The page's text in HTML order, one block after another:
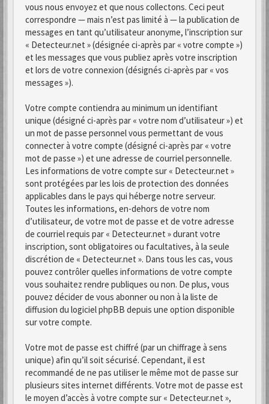
vous nous envoyez et que nous collectons. Ceci peut
correspondre — mais n’est pas limité à — la publication de
messages en tant qu’utilisateur anonyme, l’inscription sur
« Detecteur.net » (désignée ci-après par « votre compte »)
et les messages que vous publiez après votre inscription
et lors de votre connexion (désignés ci-après par « vos
messages »).
Votre compte contiendra au minimum un identifiant
unique (désigné ci-après par « votre nom d’utilisateur ») et
un mot de passe personnel vous permettant de vous
connecter à votre compte (désigné ci-après par « votre
mot de passe ») et une adresse de courriel personnelle.
Les informations de votre compte sur « Detecteur.net »
sont protégées par les lois de protection des données
applicables dans le pays qui héberge notre serveur.
Toutes les informations, en-dehors de votre nom
d’utilisateur, de votre mot de passe et de votre adresse
de courriel requis par « Detecteur.net » durant votre
inscription, sont obligatoires ou facultatives, à la seule
discrétion de « Detecteur.net ». Dans tous les cas, vous
pouvez contrôler quelles informations de votre compte
vous souhaitez rendre publiques ou non. De plus, vous
pouvez décider de vous abonner ou non à la liste de
diffusion du logiciel phpBB depuis une option disponible
sur votre compte.
Votre mot de passe est chiffré (par un chiffrage à sens
unique) afin qu’il soit sécurisé. Cependant, il est
recommandé de ne pas utiliser le même mot de passe sur
plusieurs sites internet différents. Votre mot de passe est
le moyen d’accès à votre compte sur « Detecteur.net »,